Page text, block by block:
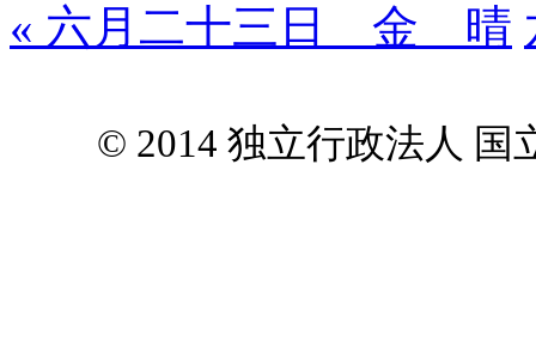
« 六月二十三日 金 晴
© 2014 独立行政法人 国